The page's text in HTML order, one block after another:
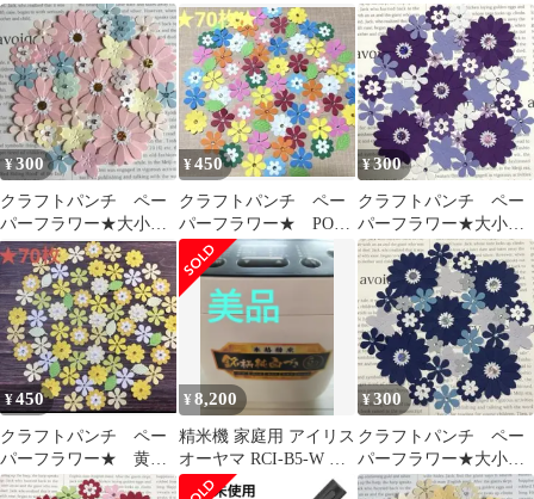
ーン系70枚
グリーン系②30枚
ブルー系30枚
¥300
クラフトパンチ ペー
パーフラワー★大小mix
パステルカラー30枚
¥450
クラフトパンチ ペー
パーフラワー★ POP
カラー70枚
¥300
クラフトパンチ ペー
パーフラワー★大小mix
紫系30枚
¥450
クラフトパンチ ペー
パーフラワー★ 黄色
系70枚
¥8,200
精米機 家庭用 アイリス
オーヤマ RCI-B5-W 銘
柄純白づき 5合最終値
¥300
クラフトパンチ ペー
パーフラワー★大小mix
ネイビー系30枚